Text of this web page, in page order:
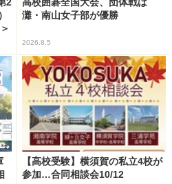
高校囲碁全国大会、団体戦は
灘・南山女子部が優勝
2026.8.5
【高校受験】横須賀の私立4校が
参加…合同相談会10/12